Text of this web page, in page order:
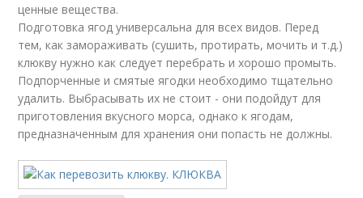
ценные вещества.
Подготовка ягод универсальна для всех видов. Перед
тем, как замораживать (сушить, протирать, мочить и т.д.)
клюкву нужно как следует перебрать и хорошо промыть.
Подпорченные и смятые ягодки необходимо тщательно
удалить. Выбрасывать их не стоит - они подойдут для
приготовления вкусного морса, однако к ягодам,
предназначенным для хранения они попасть не должны.